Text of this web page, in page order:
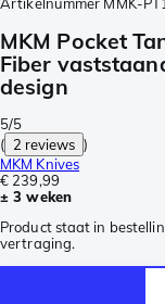
Artikelnummer MMK-
MKM Pocket
Fiber
design
5/5
( 2 reviews )
MKM Knives
€ 239,99
± 3 weken
Product staat in
vertraging.